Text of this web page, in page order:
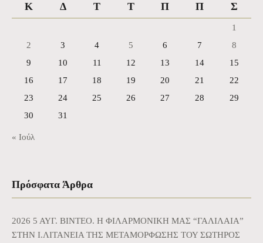
Κ Δ Τ Τ Π Π Σ
1
2
3 4 5 6 7
8
9
10 11 12 13 14
15
16
17 18 19 20 21
22
23
24 25 26 27 28
29
30
31
« Ιούλ
Πρόσφατα Άρθρα
2026 5 ΑΥΓ. BINTEO. Η ΦΙΛΑΡΜΟΝΙΚΗ ΜΑΣ “ΓΑΛΙΛΑΙΑ”
ΣΤΗΝ Ι.ΛΙΤΑΝΕΙΑ ΤΗΣ ΜΕΤΑΜΟΡΦΩΣΗΣ ΤΟΥ ΣΩΤΗΡΟΣ